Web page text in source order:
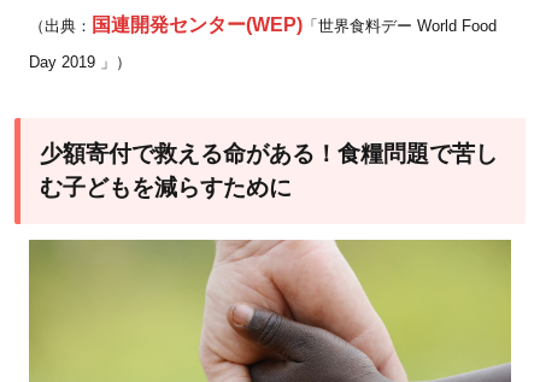
（出典： 国連開発センター(WEP) 「世界食料デー World Food
Day 2019 」）
少額寄付で救える命がある！食糧問題で苦し
む子どもを減らすために